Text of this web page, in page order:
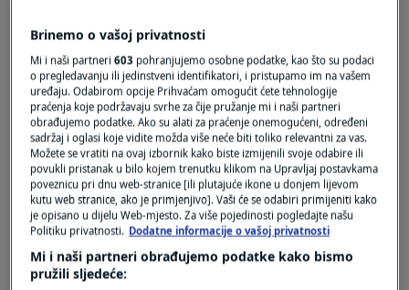
Oglas
Policija za N1 potvrdila da istražuje šefa
požeškog Zavoda za socijalni rad zbog
Brinemo o vašoj privatnosti
Mi i naši partneri603 pohranjujemo osobne podatke, kao što su podaci
o pregledavanju ili jedinstveni identifikatori, i pristupamo im na vašem
uređaju. Odabirom opcije Prihvaćam omogućit ćete tehnologije
praćenja koje podržavaju svrhe za čije pružanje mi i naši partneri
obrađujemo podatke. Ako su alati za praćenje onemogućeni, određeni
sadržaj i oglasi koje vidite možda više neće biti toliko relevantni za vas.
Možete se vratiti na ovaj izbornik kako biste izmijenili svoje odabire ili
povukli pristanak u bilo kojem trenutku klikom na Upravljaj postavkama
poveznicu pri dnu web-stranice [ili plutajuće ikone u donjem lijevom
kutu web stranice, ako je primjenjivo]. Vaši će se odabiri primijeniti kako
je opisano u dijelu Web-mjesto. Za više pojedinosti pogledajte našu
Politiku privatnosti. Dodatne informacije o vašoj privatnosti
Mi i naši partneri obrađujemo podatke kako bismo
pružili sljedeće: